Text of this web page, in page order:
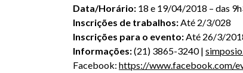
Data/Horário: 18 e 19/04/2018 – das
Inscrições de trabalhos:Até 2/3/028
Inscrições para o evento:Até 26/3/
Informações:(21) 3865-3240 |
Facebook: https://www.facebook.com/